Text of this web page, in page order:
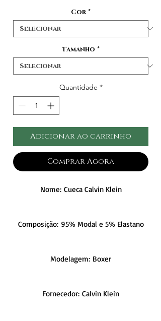
Cor *
Tamanho *
Quantidade *
Adicionar ao carrinho
Comprar Agora
Nome: Cueca Calvin Klein
Composição: 95% Modal e 5% Elastano
Modelagem: Boxer
Fornecedor: Calvin Klein